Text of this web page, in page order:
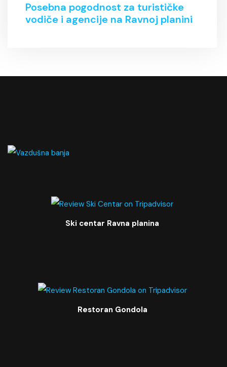
Posebna pogodnost za turističke
vodiče i agencije na Ravnoj planini
Ski centar Ravna planina
Restoran Gondola